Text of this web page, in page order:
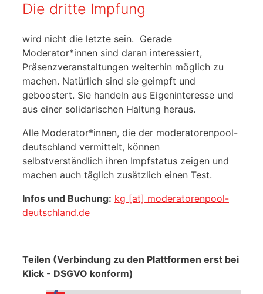
Die dritte Impfung
wird nicht die letzte sein. Gerade
Moderator*innen sind daran interessiert,
Präsenzveranstaltungen weiterhin möglich zu
machen. Natürlich sind sie geimpft und
geboostert. Sie handeln aus Eigeninteresse und
aus einer solidarischen Haltung heraus.
Alle Moderator*innen, die der moderatorenpool-
deutschland vermittelt, können
selbstverständlich ihren Impfstatus zeigen und
machen auch täglich zusätzlich einen Test.
Infos und Buchung: kg [at] moderatorenpool-
deutschland.de
Teilen (Verbindung zu den Plattformen erst bei
Klick - DSGVO konform)